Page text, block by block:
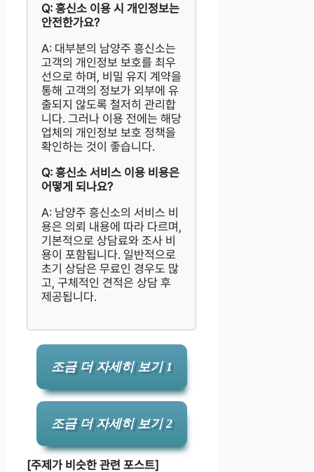
Q: 흥신소 이용 시 개인정보는
안전한가요?
A: 대부분의 남양주 흥신소는
고객의 개인정보 보호를 최우
선으로 하며, 비밀 유지 계약을
통해 고객의 정보가 외부에 유
출되지 않도록 철저히 관리합
니다. 그러나 이용 전에는 해당
업체의 개인정보 보호 정책을
확인하는 것이 좋습니다.
Q: 흥신소 서비스 이용 비용은
어떻게 되나요?
A: 남양주 흥신소의 서비스 비
용은 의뢰 내용에 따라 다르며,
기본적으로 상담료와 조사 비
용이 포함됩니다. 일반적으로
초기 상담은 무료인 경우도 많
고, 구체적인 견적은 상담 후
제공됩니다.
조금 더 자세히 보기 1
조금 더 자세히 보기 2
[주제가 비슷한 관련 포스트]